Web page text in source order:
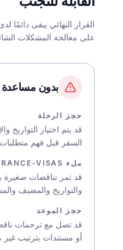
على معالجة المشكلات
بدون مساعدة
حجز الرحلة
قد يتم اختيار التواريخ
السفر قبل فهم
ملء FRANCE-VISAS
قد تمر تناقضات صغيرة
والتواريخ والمضيف
حجز الموعد
قد تصل مع ترجمات
أو مستندات بترتيب